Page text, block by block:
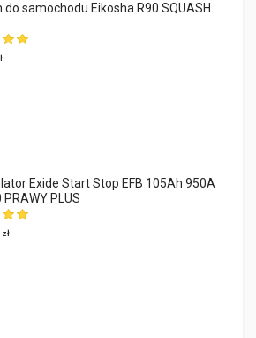
do samochodu Eikosha R90 SQUASH
Exide Start Stop EFB 105Ah 950A
PRAWY PLUS
zł